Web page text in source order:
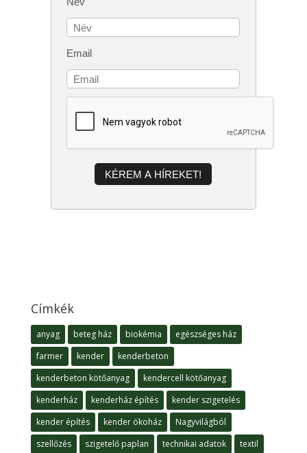
Email
KÉREM A HÍREKET!
Címkék
anyag beteg ház biokémia
egészséges ház
farmer
kender
kenderbeton
kenderbeton kötőanyag
kendercell kötőanyag
kenderház
kenderház építés
kender szigetelés
kender építés
kender ökoház
Nagyvilágból
szellőzés
szigetelő paplan technikai adatok
textil